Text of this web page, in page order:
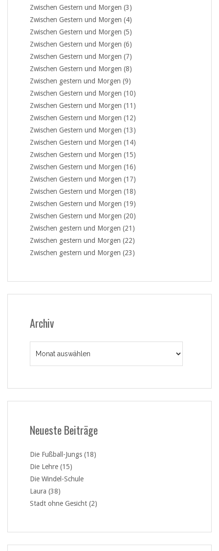
Zwischen Gestern und Morgen (3)
Zwischen Gestern und Morgen (4)
Zwischen Gestern und Morgen (5)
Zwischen Gestern und Morgen (6)
Zwischen Gestern und Morgen (7)
Zwischen Gestern und Morgen (8)
Zwischen gestern und Morgen (9)
Zwischen Gestern und Morgen (10)
Zwischen Gestern und Morgen (11)
Zwischen Gestern und Morgen (12)
Zwischen Gestern und Morgen (13)
Zwischen Gestern und Morgen (14)
Zwischen Gestern und Morgen (15)
Zwischen Gestern und Morgen (16)
Zwischen Gestern und Morgen (17)
Zwischen Gestern und Morgen (18)
Zwischen Gestern und Morgen (19)
Zwischen Gestern und Morgen (20)
Zwischen gestern und Morgen (21)
Zwischen gestern und Morgen (22)
Zwischen gestern und Morgen (23)
Archiv
Neueste Beiträge
Die Fußball-Jungs (18)
Die Lehre (15)
Die Windel-Schule
Laura (38)
Stadt ohne Gesicht (2)